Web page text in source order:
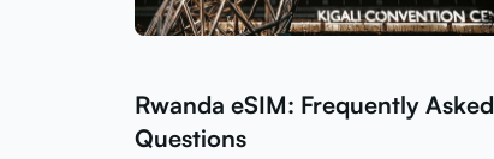
Rwanda eSIM: Frequently Asked
Questions